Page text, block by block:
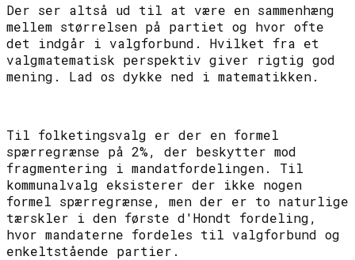
Der ser altså ud til at være en sammenhæng
mellem størrelsen på partiet og hvor ofte
det indgår i valgforbund. Hvilket fra et
valgmatematisk perspektiv giver rigtig god
mening. Lad os dykke ned i matematikken.
Til folketingsvalg er der en formel
spærregrænse på 2%, der beskytter mod
fragmentering i mandatfordelingen. Til
kommunalvalg eksisterer der ikke nogen
formel spærregrænse, men der er to naturlige
tærskler i den første d'Hondt fordeling,
hvor mandaterne fordeles til valgforbund og
enkeltstående partier.